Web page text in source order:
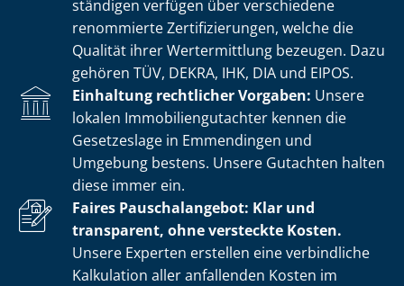
stän­di­gen verfügen über verschiedene
renommierte Zer­ti­fi­zie­run­gen, welche die
Qualität ihrer Wertermittlung bezeugen. Dazu
gehören TÜV, DEKRA, IHK, DIA und EIPOS.
Einhaltung rechtlicher Vorgaben: Unsere
lokalen Im­mo­bi­li­en­gut­ach­ter kennen die
Gesetzeslage in Emmendingen und
Umgebung bestens. Unsere Gutachten halten
diese immer ein.
Faires Pauschalangebot: Klar und
transparent, ohne versteckte Kosten.
Unsere Experten erstellen eine verbindliche
Kalkulation aller anfallenden Kosten im